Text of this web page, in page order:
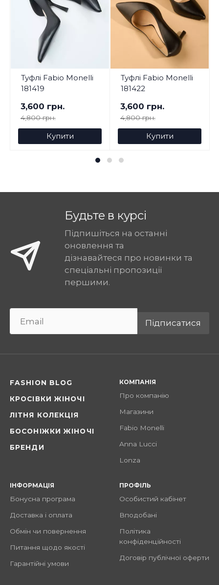
Туфлі Fabio Monelli
181419
3,600 грн.
4,800 грн.
Купити
Туфлі Fabio Monelli
181422
3,600 грн.
4,800 грн.
Купити
Будьте в курсі
Підпишіться на останні
оновлення та
дізнавайтеся про новинки та
спеціальні пропозиції
першими.
Підписатися
FASHION BLOG
КРОСІВКИ ЖІНОЧІ
ЛІТНЯ КОЛЕКЦІЯ
БОСОНІЖКИ ЖІНОЧІ
БРЕНДИ
КОМПАНІЯ
Про компанію
Магазини
Fabio Monelli
Anna Lucci
Lonza
ІНФОРМАЦІЯ
Бонусна програма
Доставка і оплата
Обмін чи повернення
Питання щодо якості
Гарантійні умови
ПРОФІЛЬ
Особистий кабінет
Вподобані
Політика
конфіденційності
Договір публічної оферти